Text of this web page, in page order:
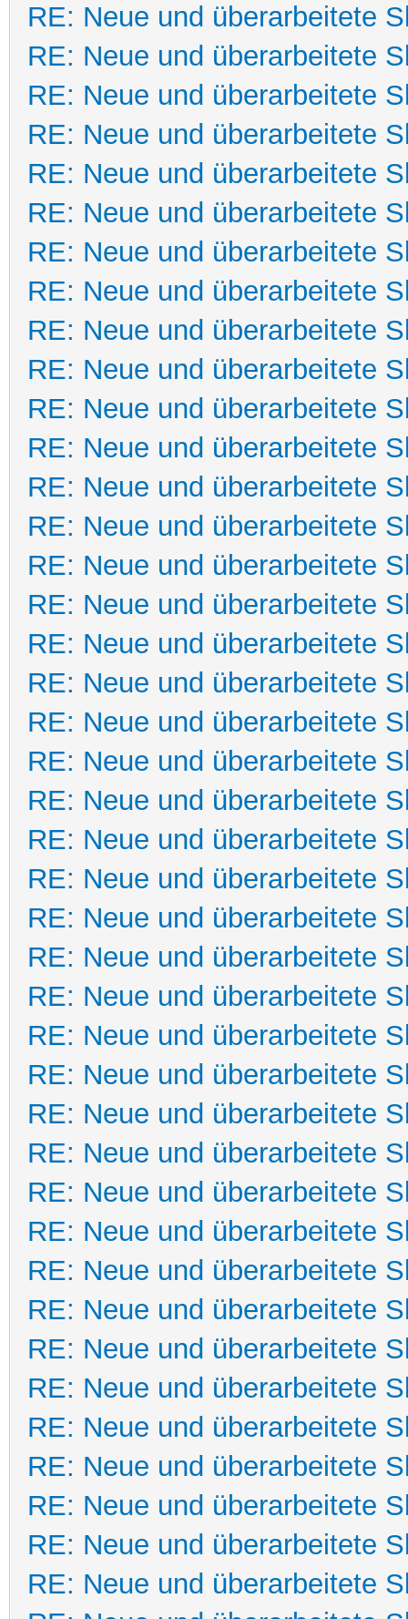
RE: Neue und überarbeitete
RE: Neue und überarbeitete
RE: Neue und überarbeitete
RE: Neue und überarbeitete
RE: Neue und überarbeitete
RE: Neue und überarbeitete
RE: Neue und überarbeitete
RE: Neue und überarbeitete
RE: Neue und überarbeitete
RE: Neue und überarbeitete
RE: Neue und überarbeitete
RE: Neue und überarbeitete
RE: Neue und überarbeitete
RE: Neue und überarbeitete
RE: Neue und überarbeitete
RE: Neue und überarbeitete
RE: Neue und überarbeitete
RE: Neue und überarbeitete
RE: Neue und überarbeitete
RE: Neue und überarbeitete
RE: Neue und überarbeitete
RE: Neue und überarbeitete
RE: Neue und überarbeitete
RE: Neue und überarbeitete
RE: Neue und überarbeitete
RE: Neue und überarbeitete
RE: Neue und überarbeitete
RE: Neue und überarbeitete
RE: Neue und überarbeitete
RE: Neue und überarbeitete
RE: Neue und überarbeitete
RE: Neue und überarbeitete
RE: Neue und überarbeitete
RE: Neue und überarbeitete
RE: Neue und überarbeitete
RE: Neue und überarbeitete
RE: Neue und überarbeitete
RE: Neue und überarbeitete
RE: Neue und überarbeitete
RE: Neue und überarbeitete
RE: Neue und überarbeitete